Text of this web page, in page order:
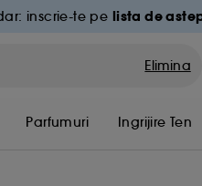
inscrie-te pe lista de
Elimina
Parfumuri Ingrijire Ten